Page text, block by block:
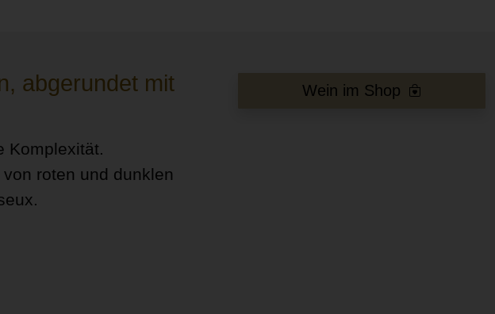
abgerundet mit
Komplexität.
roten und dunklen
Wein im Shop